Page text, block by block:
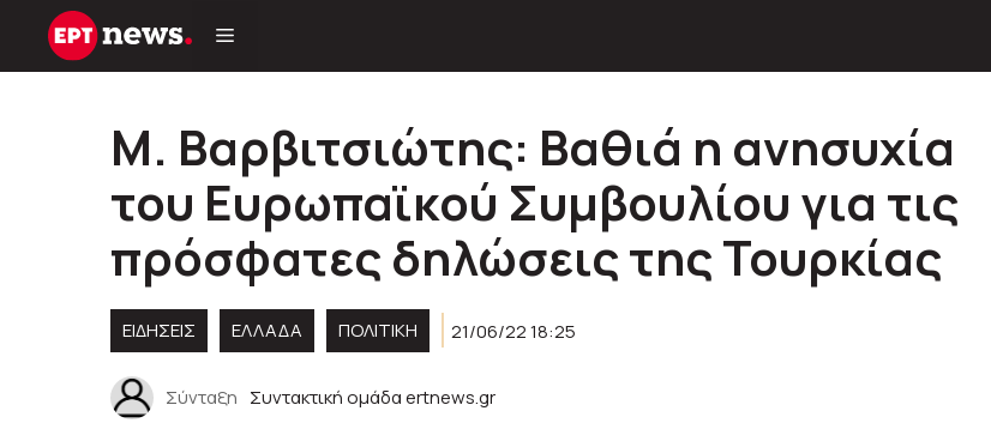
Μετάβαση
Μ. Βαρβιτσιώτης: Βαθιά η ανησυχία
του Ευρωπαϊκού Συμβουλίου για τις
πρόσφατες δηλώσεις της Τουρκίας
ΕΙΔΗΣΕΙΣ ΕΛΛΑΔΑ ΠΟΛΙΤΙΚΉ 21/06/22 18:25
Σύνταξη Συντακτική ομάδα ertnews.gr